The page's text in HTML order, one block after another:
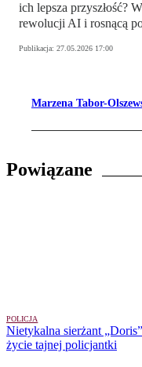
ich lepsza przyszłość?
rewolucji AI i rosnącą
Publikacja: 27.05.2026 17:00
Marzena Tabor-
Powiązane
POLICJA
Nietykalna sierżant
życie tajnej policjantki